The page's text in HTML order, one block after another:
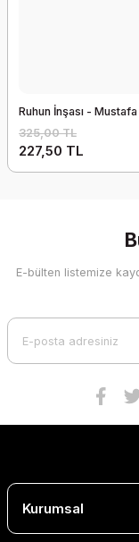
Ruhun İnşası -
325,00 TL
227,50 TL
E-bülten listemize
Kurumsal